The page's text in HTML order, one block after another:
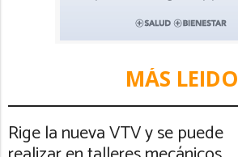
MÁS LEIDO
Rige la nueva VTV y se puede